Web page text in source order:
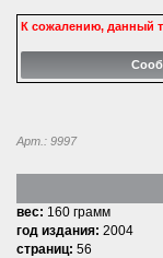
К сожалению, данный
Арт.: 9997
вес: 160 грамм
год издания: 2004
страниц: 56